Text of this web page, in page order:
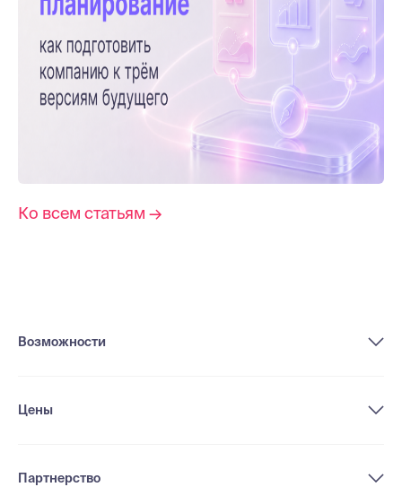
Ко всем статьям →
Возможности
Цены
Партнерство